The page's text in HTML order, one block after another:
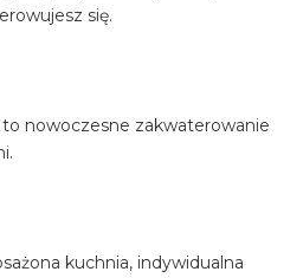
się.
nowoczesne zakwaterowanie
kuchnia, indywidualna